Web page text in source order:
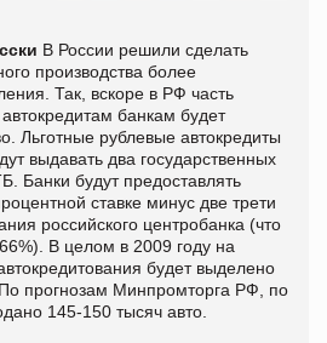
В России решили сделать
производства более
Так, вскоре в РФ часть
банкам будет
Льготные рублевые автокредиты
выдавать два государственных
Банки будут предоставлять
ставке минус две трети
российского центробанка (что
В целом в 2009 году на
будет выделено
прогнозам Минпромторга РФ, по
145-150 тысяч авто.